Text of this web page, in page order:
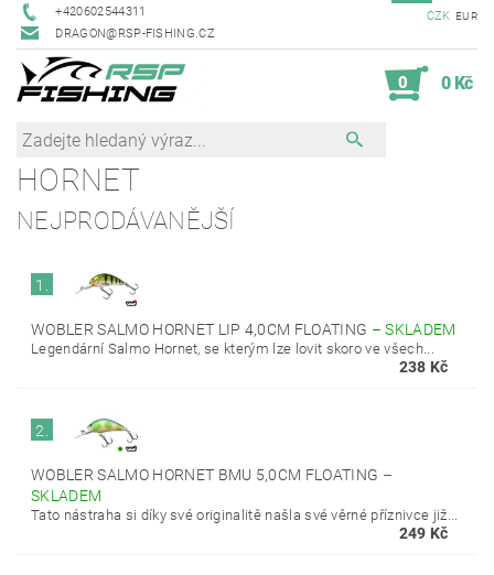
+420602544311
DRAGON@RSP-FISHING.CZ
CZK EUR
0 0 Kč
HORNET
NEJPRODÁVANĚJŠÍ
1.
WOBLER SALMO HORNET LIP 4,0CM FLOATING –SKLADEM
Legendární Salmo Hornet, se kterým lze lovit skoro ve všech...
238 Kč
2.
WOBLER SALMO HORNET BMU 5,0CM FLOATING –
SKLADEM
Tato nástraha si díky své originalitě našla své věrné příznivce již...
249 Kč